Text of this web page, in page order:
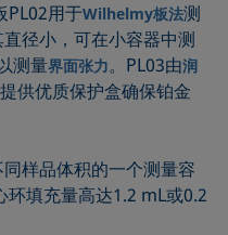
PL02用于Wilhelmy板法测
径小，可在小容器中测
测量界面张力。PL03由润
供优质保护盒确保铂金
样品体积的一个测量容
填充量高达1.2 mL或0.2